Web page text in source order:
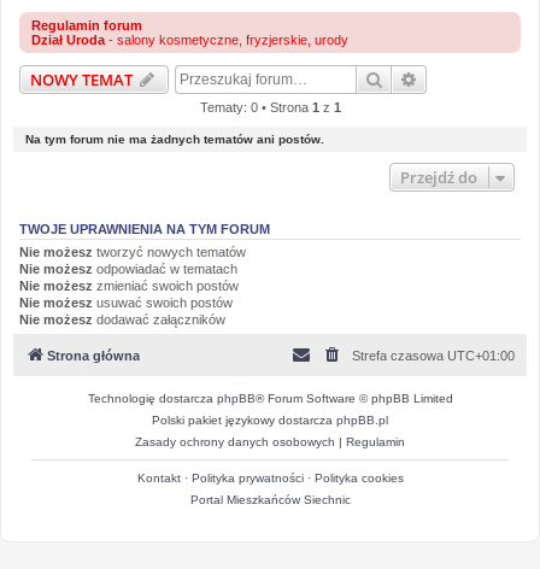
Regulamin forum
Dział Uroda - salony kosmetyczne, fryzjerskie, urody
NOWY TEMAT Szukaj
Tematy: 0 • Strona 1 z 1
Na tym forum nie ma żadnych tematów ani postów.
Przejdź do
TWOJE UPRAWNIENIA NA TYM FORUM
Nie możesz tworzyć nowych tematów
Nie możesz odpowiadać w tematach
Nie możesz zmieniać swoich postów
Nie możesz usuwać swoich postów
Nie możesz dodawać załączników
Strona główna Strefa czasowa UTC+01:00
Technologię dostarcza phpBB® Forum Software © phpBB Limited
Polski pakiet językowy dostarcza phpBB.pl
Zasady ochrony danych osobowych | Regulamin
Kontakt· Polityka prywatności· Polityka cookies
Portal Mieszkańców Siechnic